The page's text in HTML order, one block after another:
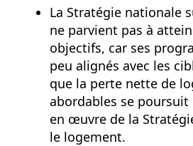
La Stratégie nationale
ne parvient pas à
objectifs, car ses
peu alignés avec les
que la perte nette de
abordables se
en œuvre de la
le logement.